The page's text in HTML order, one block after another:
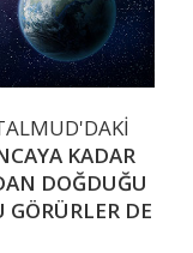
KADAR
DOĞDUĞU
DE